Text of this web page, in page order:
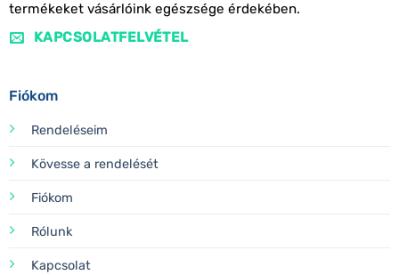
termékeket vásárlóink egészsége érdekében.
KAPCSOLATFELVÉTEL
Fiókom
Rendeléseim
Kövesse a rendelését
Fiókom
Rólunk
Kapcsolat